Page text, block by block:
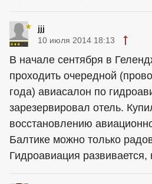
jjj
10 июля 2014 18:13
В начале сентября в
проходить очередной
года) авиасалон по
зарезервировал отель.
восстановлению
Балтике можно только
Гидроавиация